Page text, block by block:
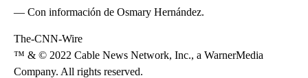
— Con información de Osmary Hernández.
The-CNN-Wire
™ & © 2022 Cable News Network, Inc., a WarnerMedia
Company. All rights reserved.